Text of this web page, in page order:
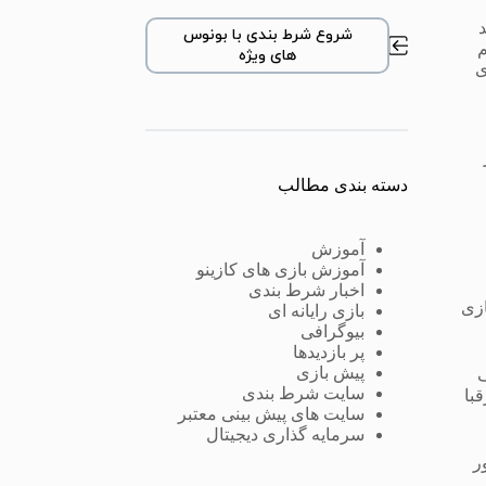
رقبا
شروع شرط بندی با بونوس
های ویژه
دسته بندی مطالب
آموزش
آموزش بازی های کازینو
اخبار شرط بندی
بازی رایانه ای
بیوگرافی
پر بازدیدها
پیش بازی
سایت شرط بندی
سایت های پیش بینی معتبر
سرمایه گذاری دیجیتال